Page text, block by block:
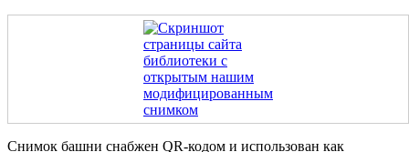
Снимок башни снабжен QR-кодом и использован как